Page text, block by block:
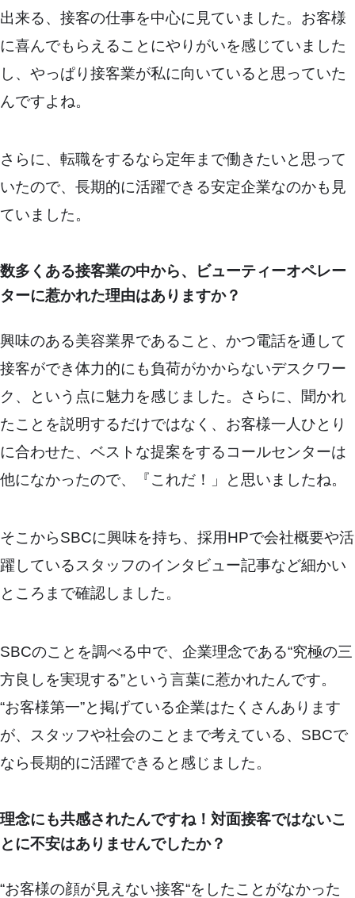
出来る、接客の仕事を中心に見ていました。お客様
に喜んでもらえることにやりがいを感じていました
し、やっぱり接客業が私に向いていると思っていた
んですよね。
さらに、転職をするなら定年まで働きたいと思って
いたので、長期的に活躍できる安定企業なのかも見
ていました。
数多くある接客業の中から、ビューティーオペレー
ターに惹かれた理由はありますか？
興味のある美容業界であること、かつ電話を通して
接客ができ体力的にも負荷がかからないデスクワー
ク、という点に魅力を感じました。さらに、聞かれ
たことを説明するだけではなく、お客様一人ひとり
に合わせた、ベストな提案をするコールセンターは
他になかったので、『これだ！」と思いましたね。
そこからSBCに興味を持ち、採用HPで会社概要や活
躍しているスタッフのインタビュー記事など細かい
ところまで確認しました。
SBCのことを調べる中で、企業理念である“究極の三
方良しを実現する”という言葉に惹かれたんです。
“お客様第一”と掲げている企業はたくさんあります
が、スタッフや社会のことまで考えている、SBCで
なら長期的に活躍できると感じました。
理念にも共感されたんですね！対面接客ではないこ
とに不安はありませんでしたか？
“お客様の顔が見えない接客“をしたことがなかった